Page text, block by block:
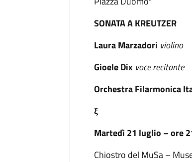
SONATA A KREUTZER
Laura Marzadori violino
Gioele Dix voce recitante
Orchestra Filarmonica
ξ
Martedì 21 luglio – ore
Chiostro del MuSa –